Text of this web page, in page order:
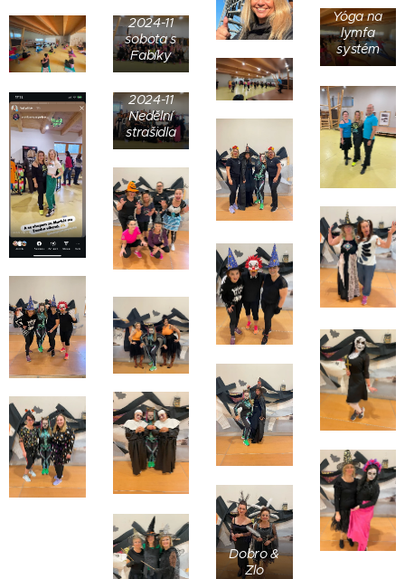
Yóga na
lymfa
systém
2024-11
sobota s
Fabíky
2024-11
Nedělní
strašidla
Dobro &
Zlo